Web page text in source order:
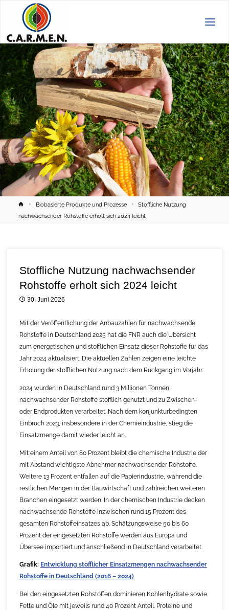
HomeBiobasierte Produkte und Prozesse
Stoffliche Nutzung
nachwachsender Rohstoffe erholt sich 2024 leicht
Stoffliche Nutzung nachwachsender
Rohstoffe erholt sich 2024 leicht
30. Juni 2026
Mit der Veröffentlichung der Anbauzahlen für nachwachsende
Rohstoffe in Deutschland 2025 hat die FNR auch die Übersicht
zum energetischen und stofflichen Einsatz dieser Rohstoffe für das
Jahr 2024 aktualisiert. Die aktuellen Zahlen zeigen eine leichte
Erholung der stofflichen Nutzung nach dem Rückgang im Vorjahr.
2024 wurden in Deutschland rund 3 Millionen Tonnen
nachwachsender Rohstoffe stofflich genutzt und zu Zwischen-
oder Endprodukten verarbeitet. Nach dem konjunkturbedingten
Einbruch 2023, insbesondere in der Chemieindustrie, stieg die
Einsatzmenge damit wieder leicht an.
Mit einem Anteil von 80 Prozent bleibt die chemische Industrie der
mit Abstand wichtigste Abnehmer nachwachsender Rohstoffe.
Weitere 13 Prozent entfallen auf die Papierindustrie, während die
restlichen Mengen in der Bauwirtschaft und zahlreichen weiteren
Branchen eingesetzt werden. In der chemischen Industrie decken
nachwachsende Rohstoffe inzwischen rund 15 Prozent des
gesamten Rohstoffeinsatzes ab. Schätzungsweise 50 bis 60
Prozent der eingesetzten Rohstoffe werden aus Europa und
Übersee importiert und anschließend in Deutschland verarbeitet.
Grafik: Entwicklung stofflicher Einsatzmengen nachwachsender
Rohstoffe in Deutschland (2016 – 2024)
Bei den eingesetzten Rohstoffen dominieren Kohlenhydrate sowie
Fette und Öle mit jeweils rund 40 Prozent Anteil. Proteine und